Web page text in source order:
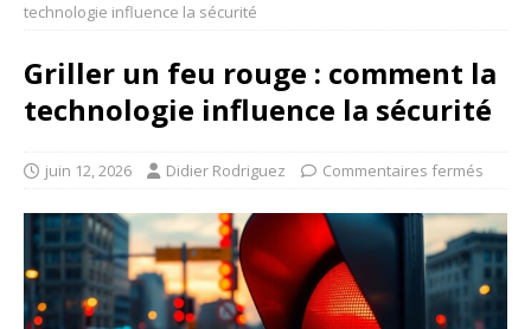
technologie influence la sécurité
Griller un feu rouge : comment la
technologie influence la sécurité
juin 12, 2026 Didier Rodriguez Commentaires fermés